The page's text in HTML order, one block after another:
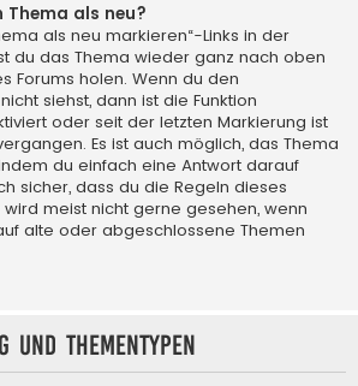
Thema als neu?
als neu markieren“-Links in der
du das Thema wieder ganz nach oben
Forums holen. Wenn du den
siehst, dann ist die Funktion
oder seit der letzten Markierung ist
Es ist auch möglich, das Thema
du einfach eine Antwort darauf
sicher, dass du die Regeln dieses
meist nicht gerne gesehen, wenn
alte oder abgeschlossene Themen
Thementypen